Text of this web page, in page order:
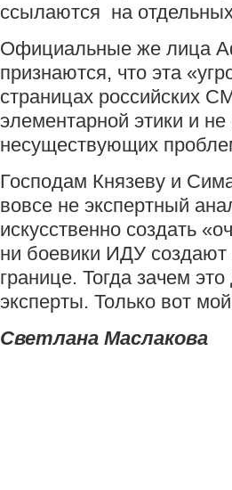
ссылаются на
Официальные же лица
признаются, что эта
страницах российских
элементарной этики и
несуществующих
Господам Князеву и
вовсе не экспертный
искусственно создать
ни боевики ИДУ создают
границе. Тогда зачем
эксперты. Только вот
Светлана Маслакова